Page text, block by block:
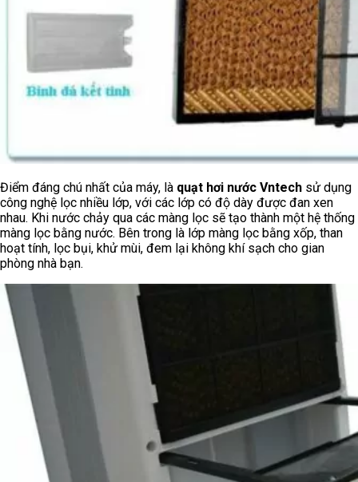
Điểm đáng chú nhất của máy, là quạt hơi nước Vntech sử dụng
công nghệ lọc nhiều lớp, với các lớp có độ dày được đan xen
nhau. Khi nước chảy qua các màng lọc sẽ tạo thành một hệ thống
màng lọc bằng nước. Bên trong là lớp màng lọc bằng xốp, than
hoạt tính, lọc bụi, khử mùi, đem lại không khí sạch cho gian
phòng nhà bạn.